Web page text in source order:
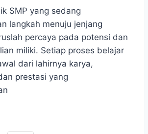
SMP yang sedang
langkah menuju jenjang
percaya pada potensi dan
miliki. Setiap proses belajar
dari lahirnya karya,
prestasi yang